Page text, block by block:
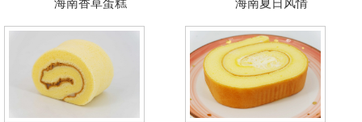
海南香草蛋糕 海南夏日风情